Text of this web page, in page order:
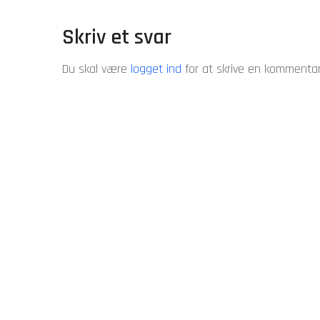
Skriv et svar
Du skal være logget ind for at skrive en